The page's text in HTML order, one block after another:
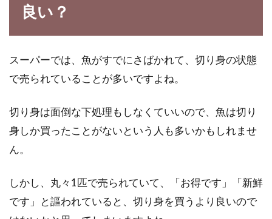
な栄養素です。そのためビタミンb群は毎日、
電子レンジで簡単！味のバリエーシ
ョン豊かなシフォンケーキ
す。そんな...
良い？
スーパーでは、魚がすでにさばかれて、切り身の状態
で売られていることが多いですよね。
切り身は面倒な下処理もしなくていいので、魚は切り
身しか買ったことがないという人も多いかもしれませ
ん。
しかし、丸々1匹で売られていて、「お得です」「新鮮
です」と謳われていると、切り身を買うより良いので